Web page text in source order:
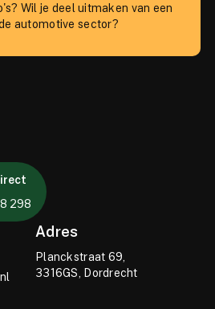
Wil je deel uitmaken van een
automotive sector?
298
Adres
Planckstraat 69,
3316GS, Dordrecht